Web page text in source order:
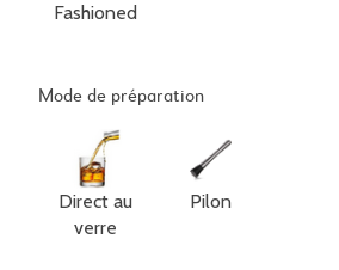
Fashioned
Mode de préparation
Direct au
verre
Pilon